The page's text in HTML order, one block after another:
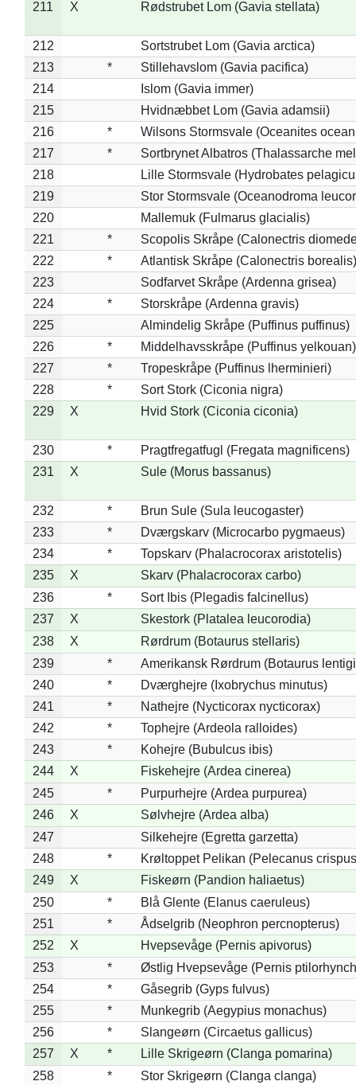
211 X Rødstrubet Lom (Gavia stellata)
212
Sortstrubet Lom (Gavia arctica)
213
*
Stillehavslom (Gavia pacifica)
214
Islom (Gavia immer)
215
Hvidnæbbet Lom (Gavia adamsii)
216
*
Wilsons Stormsvale (Oceanites
217
*
Sortbrynet Albatros (Thalassarche
218
Lille Stormsvale (Hydrobates
219
Stor Stormsvale (Oceanodroma
220
Mallemuk (Fulmarus glacialis)
221
*
Scopolis Skråpe (Calonectris
222
*
Atlantisk Skråpe (Calonectris borealis)
223
Sodfarvet Skråpe (Ardenna grisea)
224
*
Storskråpe (Ardenna gravis)
225
Almindelig Skråpe (Puffinus puffinus)
226
*
Middelhavsskråpe (Puffinus yelkouan)
227
*
Tropeskråpe (Puffinus lherminieri)
228
*
Sort Stork (Ciconia nigra)
229
X Hvid Stork (Ciconia ciconia)
230 *
Pragtfregatfugl (Fregata magnificens)
231
X Sule (Morus bassanus)
232 *
Brun Sule (Sula leucogaster)
233
*
Dværgskarv (Microcarbo pygmaeus)
234
*
Topskarv (Phalacrocorax aristotelis)
235
X
Skarv (Phalacrocorax carbo)
236
*
Sort Ibis (Plegadis falcinellus)
237
X
Skestork (Platalea leucorodia)
238
X
Rørdrum (Botaurus stellaris)
239
*
Amerikansk Rørdrum (Botaurus
240
*
Dværghejre (Ixobrychus minutus)
241
*
Nathejre (Nycticorax nycticorax)
242
*
Tophejre (Ardeola ralloides)
243
*
Kohejre (Bubulcus ibis)
244
X
Fiskehejre (Ardea cinerea)
245
*
Purpurhejre (Ardea purpurea)
246
X
Sølvhejre (Ardea alba)
247
Silkehejre (Egretta garzetta)
248
*
Krøltoppet Pelikan (Pelecanus
249
X
Fiskeørn (Pandion haliaetus)
250
*
Blå Glente (Elanus caeruleus)
251
*
Ådselgrib (Neophron percnopterus)
252
X
Hvepsevåge (Pernis apivorus)
253
*
Østlig Hvepsevåge (Pernis
254
*
Gåsegrib (Gyps fulvus)
255
*
Munkegrib (Aegypius monachus)
256
*
Slangeørn (Circaetus gallicus)
257
X *
Lille Skrigeørn (Clanga pomarina)
258
*
Stor Skrigeørn (Clanga clanga)